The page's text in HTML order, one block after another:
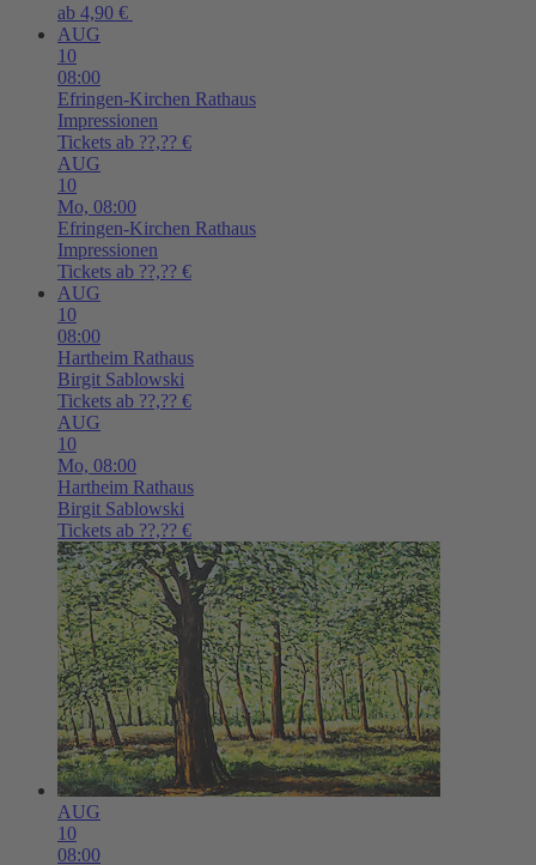
ab 4,90 €
AUG
10
08:00
Efringen-Kirchen Rathaus
Impressionen
Tickets ab ??,?? €
AUG
10
Mo, 08:00
Efringen-Kirchen Rathaus
Impressionen
Tickets ab ??,?? €
AUG
10
08:00
Hartheim Rathaus
Birgit Sablowski
Tickets ab ??,?? €
AUG
10
Mo, 08:00
Hartheim Rathaus
Birgit Sablowski
Tickets ab ??,?? €
AUG
10
08:00